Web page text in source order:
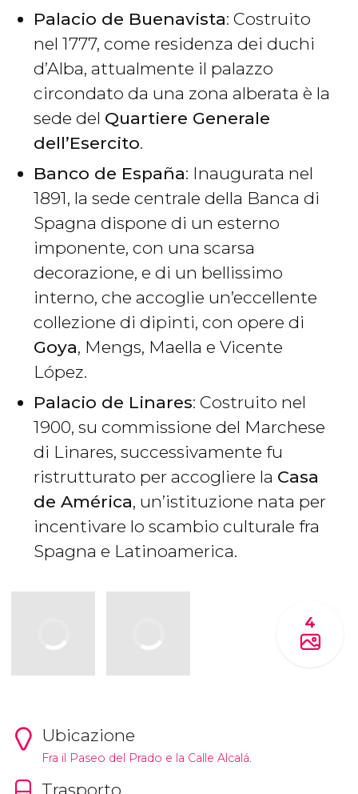
Palacio de Buenavista: Costruito
nel 1777, come residenza dei duchi
d’Alba, attualmente il palazzo
circondato da una zona alberata è la
sede del Quartiere Generale
dell’Esercito.
Banco de España: Inaugurata nel
1891, la sede centrale della Banca di
Spagna dispone di un esterno
imponente, con una scarsa
decorazione, e di un bellissimo
interno, che accoglie un’eccellente
collezione di dipinti, con opere di
Goya, Mengs, Maella e Vicente
López.
Palacio de Linares: Costruito nel
1900, su commissione del Marchese
di Linares, successivamente fu
ristrutturato per accogliere la Casa
de América, un’istituzione nata per
incentivare lo scambio culturale fra
Spagna e Latinoamerica.
4
Ubicazione
Fra il Paseo del Prado e la Calle Alcalá.
Trasporto